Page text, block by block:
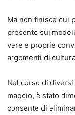
Ma non finisce qui
presente sui
vere e proprie
argomenti di
Nel corso di
maggio, è stato
consente di